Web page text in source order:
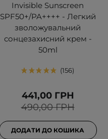
Invisible Sunscreen
SPF50+/PA++++ - Легкий
зволожувальний
сонцезахисний крем -
50ml
156
490,00 ГРН
441,00 ГРН
ДОДАТИ ДО КОШИКА